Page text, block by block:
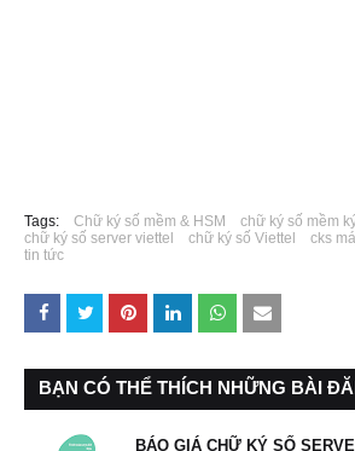
Tags: Chữ ký số mềm & HSM
chữ ký số mềm
chữ ký số server viettel
chữ ký số Viettel cks
tin tức
BẠN CÓ THỂ THÍCH NHỮNG BÀI
BÁO GIÁ CHỮ KÝ SỐ